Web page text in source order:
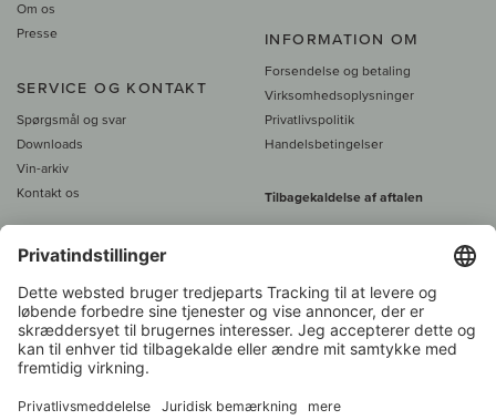
Om os
Presse
SERVICE OG KONTAKT
Spørgsmål og svar
Downloads
Vin-arkiv
Kontakt os
INFORMATION OM
Forsendelse og betaling
Virksomhedsoplysninger
Privatlivspolitik
Handelsbetingelser
Tilbagekaldelse af aftalen
Alle priser er inkl. moms, plus 39
450 DKK gratis fragt
Kundeservice: